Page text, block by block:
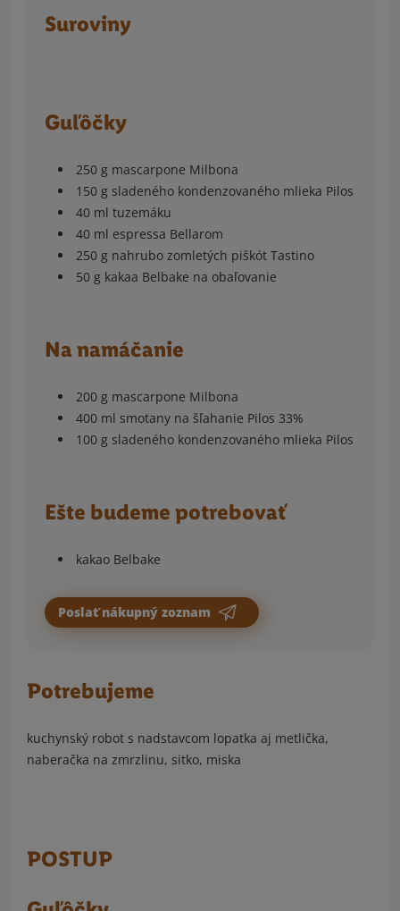
Suroviny
Guľôčky
250 g mascarpone Milbona
150 g sladeného kondenzovaného mlieka Pilos
40 ml tuzemáku
40 ml espressa Bellarom
250 g nahrubo zomletých piškót Tastino
50 g kakaa Belbake na obaľovanie
Na namáčanie
200 g mascarpone Milbona
400 ml smotany na šľahanie Pilos 33%
100 g sladeného kondenzovaného mlieka Pilos
Ešte budeme potrebovať
kakao Belbake
Poslať nákupný zoznam
Potrebujeme
kuchynský robot s nadstavcom lopatka aj metlička,
naberačka na zmrzlinu, sitko, miska
POSTUP